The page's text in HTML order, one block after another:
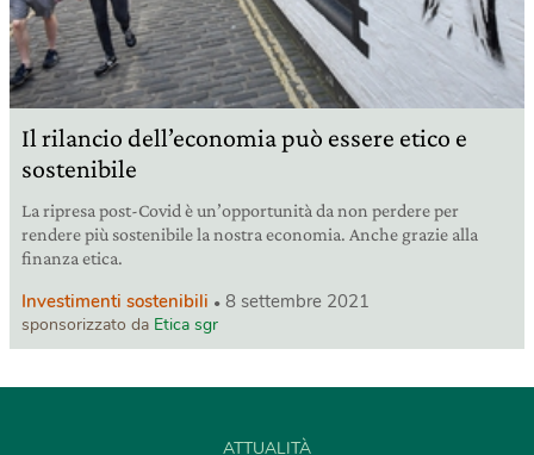
Il rilancio dell’economia può essere etico e
sostenibile
La ripresa post-Covid è un’opportunità da non perdere per
rendere più sostenibile la nostra economia. Anche grazie alla
finanza etica.
Investimenti sostenibili 8 settembre 2021
sponsorizzato da Etica sgr
ATTUALITÀ